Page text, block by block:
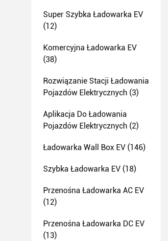
Super Szybka Ładowarka EV
(12)
Komercyjna Ładowarka EV
(38)
Rozwiązanie Stacji Ładowania
Pojazdów Elektrycznych (3)
Aplikacja Do Ładowania
Pojazdów Elektrycznych (2)
Ładowarka Wall Box EV (146)
Szybka Ładowarka EV (18)
Przenośna Ładowarka AC EV
(12)
Przenośna Ładowarka DC EV
(13)